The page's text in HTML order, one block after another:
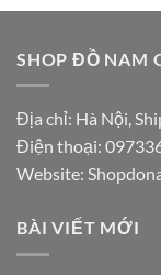
SHOP ĐỒ NAM
Địa chỉ: Hà Nội,
Điện thoại:
Website:
BÀI VIẾT MỚI